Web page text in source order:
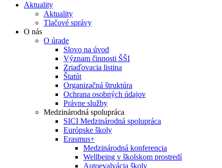
Aktuality
Aktuality
Tlačové správy
O nás
O úrade
Slovo na úvod
Význam činnosti ŠŠI
Zriaďovacia listina
Štatút
Organizačná štruktúra
Ochrana osobných údajov
Právne služby
Medzinárodná spolupráca
SICI Medzinárodná spolupráca
Európske školy
Erasmus+
Medzinárodná konferencia
Wellbeing v školskom prostredí
Autoevalvácia školy